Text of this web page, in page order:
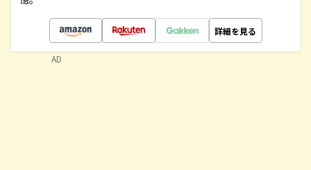
詳細を見る
AD